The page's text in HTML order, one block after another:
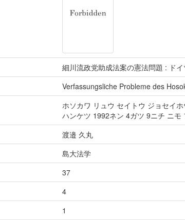
細川流政党助成法案の憲法問題 : ド
Verfassungsliche Probleme des
ホソカワ リュウ セイトウ ジョセイ
ハンケツ 1992ネン 4ガツ 9ニチ ニモ
渡邉 久丸
島大法学
37
4
1